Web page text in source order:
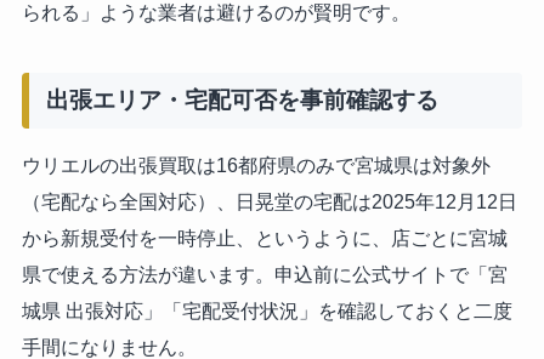
られる」ような業者は避けるのが賢明です。
出張エリア・宅配可否を事前確認する
ウリエルの出張買取は16都府県のみで宮城県は対象外
（宅配なら全国対応）、日晃堂の宅配は2025年12月12日
から新規受付を一時停止、というように、店ごとに宮城
県で使える方法が違います。申込前に公式サイトで「宮
城県 出張対応」「宅配受付状況」を確認しておくと二度
手間になりません。